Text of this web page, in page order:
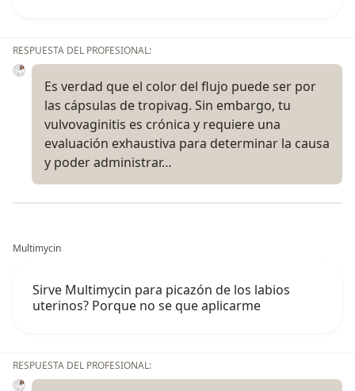
RESPUESTA DEL PROFESIONAL:
Es verdad que el color del flujo puede ser por
las cápsulas de tropivag. Sin embargo, tu
vulvovaginitis es crónica y requiere una
evaluación exhaustiva para determinar la causa
y poder administrar…
Multimycin
Sirve Multimycin para picazón de los labios
uterinos? Porque no se que aplicarme
RESPUESTA DEL PROFESIONAL: